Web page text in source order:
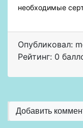
необходимые
Опубликовал:
Рейтинг: 0
Добавить